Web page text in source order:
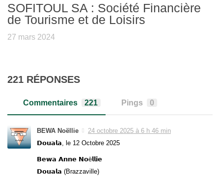
SOFITOUL SA : Société Financière
de Tourisme et de Loisirs
27 mars 2024
221 RÉPONSES
Commentaires 221 Pings 0
BEWA Noëllie
24 octobre 2025 à 6 h 46 min
𝗗𝗼𝘂𝗮𝗹𝗮, le 12 Octobre 2025
𝗕𝗲𝘄𝗮 𝗔𝗻𝗻𝗲 𝗡𝗼ë𝗹𝗹𝗶𝗲
𝗗𝗼𝘂𝗮𝗹𝗮 (Brazzaville)